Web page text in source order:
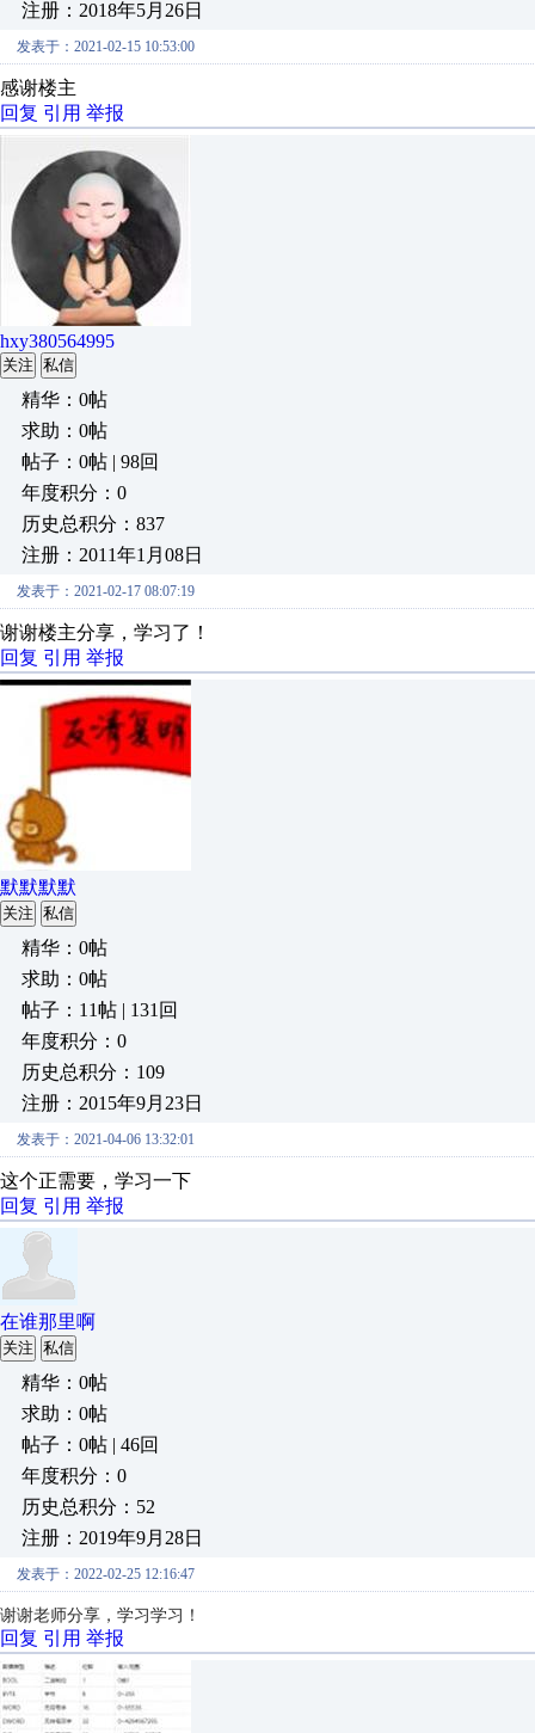
注册：2018年5月26日
发表于：2021-02-15 10:53:00
感谢楼主
回复 引用 举报
hxy380564995
关注 私信
精华：0帖
求助：0帖
帖子：0帖 | 98回
年度积分：0
历史总积分：837
注册：2011年1月08日
发表于：2021-02-17 08:07:19
谢谢楼主分享，学习了！
回复 引用 举报
默默默默
关注 私信
精华：0帖
求助：0帖
帖子：11帖 | 131回
年度积分：0
历史总积分：109
注册：2015年9月23日
发表于：2021-04-06 13:32:01
这个正需要，学习一下
回复 引用 举报
在谁那里啊
关注 私信
精华：0帖
求助：0帖
帖子：0帖 | 46回
年度积分：0
历史总积分：52
注册：2019年9月28日
发表于：2022-02-25 12:16:47
谢谢老师分享，学习学习！
回复 引用 举报